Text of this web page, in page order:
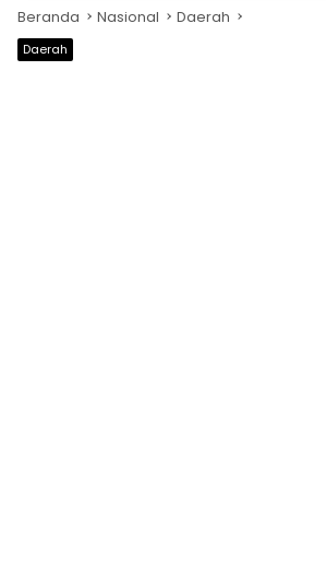
Beranda Nasional Daerah
Daerah